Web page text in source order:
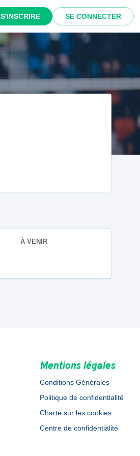
S'INSCRIRE SE CONNECTER
À VENIR
Mentions légales
Conditions Générales
Politique de confidentialité
Charte sur les cookies
Centre de confidentialité